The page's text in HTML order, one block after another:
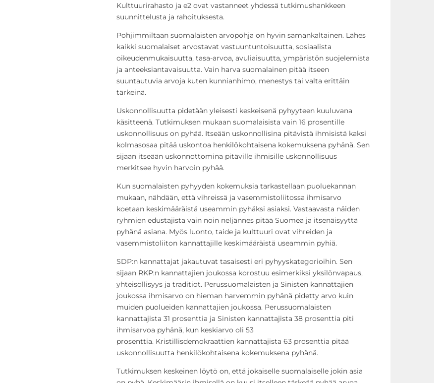
Kulttuurirahasto ja e2 ovat vastanneet yhdessä tutkimushankkeen
suunnittelusta ja rahoituksesta.
Pohjimmiltaan suomalaisten arvopohja on hyvin samankaltainen. Lähes
kaikki suomalaiset arvostavat vastuuntuntoisuutta, sosiaalista
oikeudenmukaisuutta, tasa-arvoa, avuliaisuutta, ympäristön suojelemista
ja anteeksiantavaisuutta. Vain harva suomalainen pitää itseen
suuntautuvia arvoja kuten kunnianhimo, menestys tai valta erittäin
tärkeinä.
Uskonnollisuutta pidetään yleisesti keskeisenä pyhyyteen kuuluvana
käsitteenä. Tutkimuksen mukaan suomalaisista vain 16 prosentille
uskonnollisuus on pyhää. Itseään uskonnollisina pitävistä ihmisistä kaksi
kolmasosaa pitää uskontoa henkilökohtaisena kokemuksena pyhänä. Sen
sijaan itseään uskonnottomina pitäville ihmisille uskonnollisuus
merkitsee hyvin harvoin pyhää.
Kun suomalaisten pyhyyden kokemuksia tarkastellaan puoluekannan
mukaan, nähdään, että vihreissä ja vasemmistoliitossa ihmisarvo
koetaan keskimääräistä useammin pyhäksi asiaksi. Vastaavasta näiden
ryhmien edustajista vain noin neljännes pitää Suomea ja itsenäisyyttä
pyhänä asiana. Myös luonto, taide ja kulttuuri ovat vihreiden ja
vasemmistoliiton kannattajille keskimääräistä useammin pyhiä.
SDP:n kannattajat jakautuvat tasaisesti eri pyhyyskategorioihin. Sen
sijaan RKP:n kannattajien joukossa korostuu esimerkiksi yksilönvapaus,
yhteisöllisyys ja traditiot. Perussuomalaisten ja Sinisten kannattajien
joukossa ihmisarvo on hieman harvemmin pyhänä pidetty arvo kuin
muiden puolueiden kannattajien joukossa. Perussuomalaisten
kannattajista 31 prosenttia ja Sinisten kannattajista 38 prosenttia piti
ihmisarvoa pyhänä, kun keskiarvo oli 53
prosenttia. Kristillisdemokraattien kannattajista 63 prosenttia pitää
uskonnollisuutta henkilökohtaisena kokemuksena pyhänä.
Tutkimuksen keskeinen löytö on, että jokaiselle suomalaiselle jokin asia